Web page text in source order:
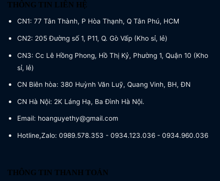
THÔNG TIN LIÊN HỆ
CN1: 77 Tân Thành, P Hòa Thạnh, Q Tân Phú, HCM
CN2: 205 Đường số 1, P11, Q. Gò Vấp (Kho sỉ, lẻ)
CN3: Cc Lê Hồng Phong, Hồ Thị Kỷ, Phường 1, Quận 10 (Kho
sỉ, lẻ)
CN Biên hòa: 380 Huỳnh Văn Luỹ, Quang Vinh, BH, ĐN
CN Hà Nội: 2K Láng Hạ, Ba Đình Hà Nội.
Email: hoanguyethy@gmail.com
Hotline,Zalo: 0989.578.353 - 0934.123.036 - 0934.960.036
THÔNG TIN THANH TOÁN